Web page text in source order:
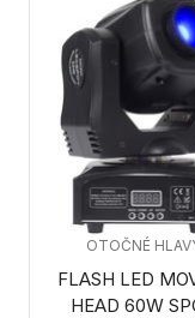
FLASH LED
HEAD 60W
OTOČNÉ